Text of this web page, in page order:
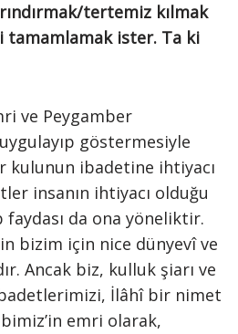
tertemiz kılmak
tamamlamak ister. Ta ki
ve Peygamber
göstermesiyle
kulunun ibadetine ihtiyacı
insanın ihtiyacı olduğu
da ona yöneliktir.
bizim için nice dünyevî ve
Ancak biz, kulluk şiarı ve
İlâhî bir nimet
emri olarak,